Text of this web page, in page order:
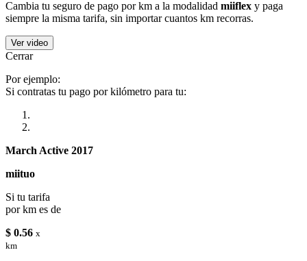
Cambia tu seguro de pago por km a la modalidad miiflex y paga
siempre la misma tarifa, sin importar cuantos km recorras.
Ver video
Cerrar
Por ejemplo:
Si contratas tu pago por kilómetro para tu:
March Active 2017
miituo
Si tu tarifa
por km es de
$ 0.56 x
km